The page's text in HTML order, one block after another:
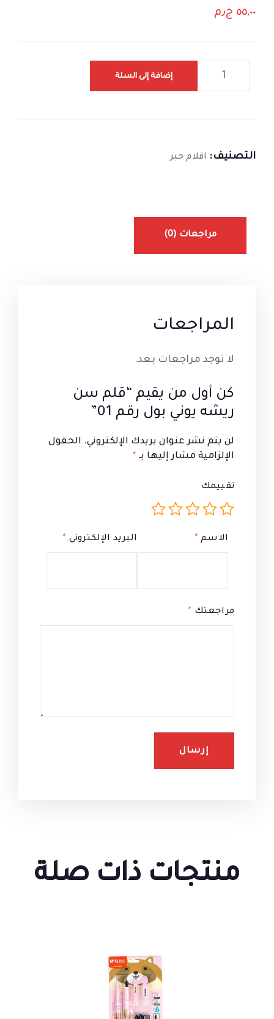
٥٥,٠٠ ج٫م
إضافة إلى السلة
التصنيف: اقلام حبر
مراجعات (0)
المراجعات
لا توجد مراجعات بعد.
كن أول من يقيم “قلم سن
ريشه يوني بول رقم 01”
لن يتم نشر عنوان بريدك الإلكتروني. الحقول
الإلزامية مشار إليها بـ *
تقييمك
مراجعتك *
الاسم * البريد الإلكتروني *
منتجات ذات صلة